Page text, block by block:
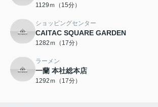
1129ｍ（15分）
ショッピングセンター
CAITAC SQUARE GARDEN
1282ｍ（17分）
ラーメン
一蘭 本社総本店
1292ｍ（17分）